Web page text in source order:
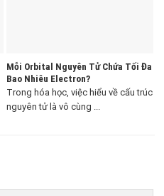
Mỗi Orbital Nguyên Tử Chứa Tối Đa
Bao Nhiêu Electron?
Trong hóa học, việc hiểu về cấu trúc
nguyên tử là vô cùng ...